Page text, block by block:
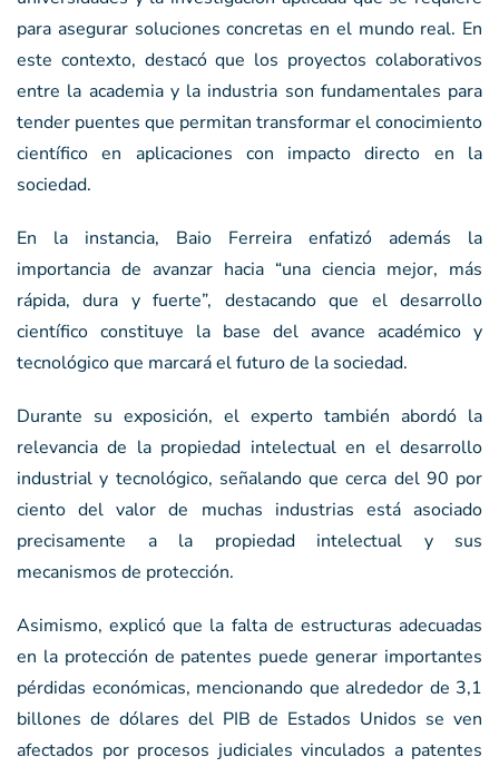
para asegurar soluciones concretas en el mundo real. En
este contexto, destacó que los proyectos colaborativos
entre la academia y la industria son fundamentales para
tender puentes que permitan transformar el conocimiento
científico en aplicaciones con impacto directo en la
sociedad.
En la instancia, Baio Ferreira enfatizó además la
importancia de avanzar hacia “una ciencia mejor, más
rápida, dura y fuerte”, destacando que el desarrollo
científico constituye la base del avance académico y
tecnológico que marcará el futuro de la sociedad.
Durante su exposición, el experto también abordó la
relevancia de la propiedad intelectual en el desarrollo
industrial y tecnológico, señalando que cerca del 90 por
ciento del valor de muchas industrias está asociado
precisamente a la propiedad intelectual y sus
mecanismos de protección.
Asimismo, explicó que la falta de estructuras adecuadas
en la protección de patentes puede generar importantes
pérdidas económicas, mencionando que alrededor de 3,1
billones de dólares del PIB de Estados Unidos se ven
afectados por procesos judiciales vinculados a patentes